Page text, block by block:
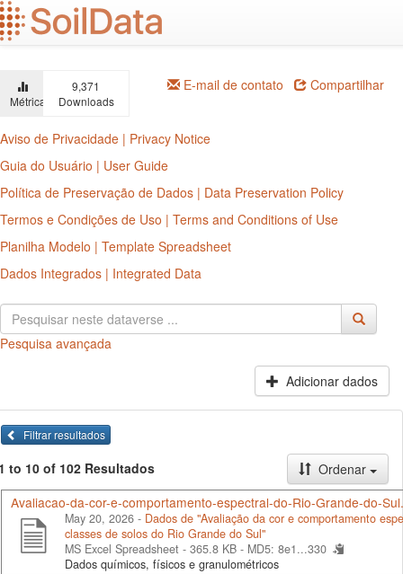
Ir
para
o
principal
Métricas
9,371
Downloads
E-mail de contato Compartilhar
Aviso de Privacidade | Privacy Notice
Guia do Usuário | User Guide
Política de Preservação de Dados | Data Preservation Policy
Termos e Condições de Uso | Terms and Conditions of Use
Planilha Modelo | Template Spreadsheet
Dados Integrados | Integrated Data
Pesquisa avançada
Adicionar dados
Filtrar resultados
to 10 of 102 Resultados
Ordenar
Avaliacao-da-cor-e-comportamento-espectral-do-Rio-Grande-do-
May 20, 2026 - Dados de "Avaliação da cor e comportamento
classes de solos do Rio Grande do Sul"
MS Excel Spreadsheet - 365.8 KB - MD5: 8e1...330
Dados químicos, físicos e granulométricos